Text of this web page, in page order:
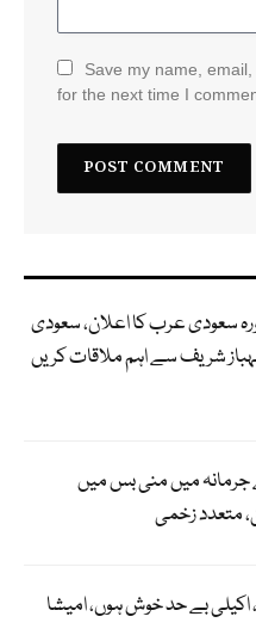
Save my name,
for the next time I
سعودی عرب کا اعلان، سعودی
شریف سے اہم ملاقات کریں
میں منی بس میں
اکیلی بے حد خوش ہوں، امیشا